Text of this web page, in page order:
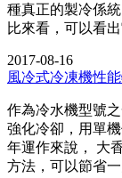
種真正的製冷係
比來看，可以看
2017-08-16
風冷式冷凍機性
作為冷水機型號
強化冷卻，用單
年運作來說， 大
方法，可以節省